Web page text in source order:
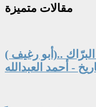
مقالات متميزة
..(أبو رغيف )
- أحمد العبدالله